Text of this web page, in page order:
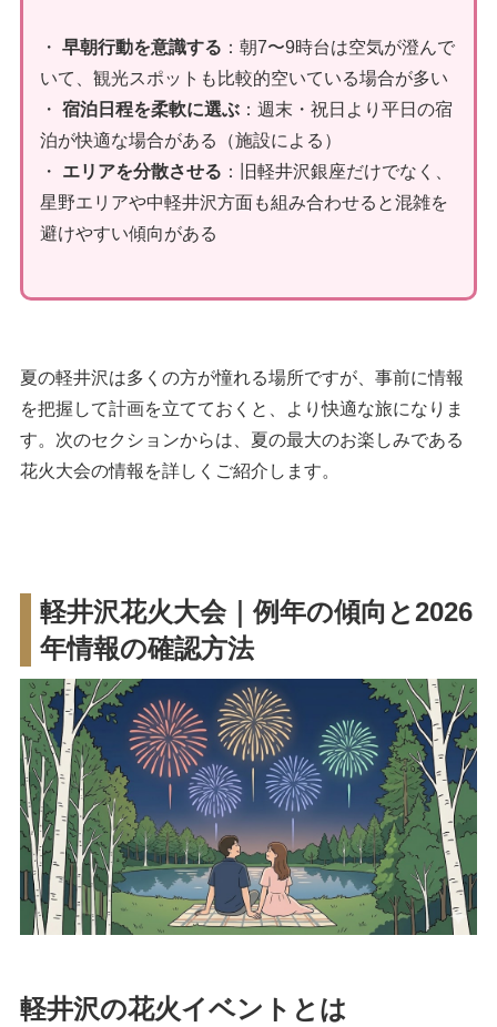
・ 早朝行動を意識する ：朝7〜9時台は空気が澄んで
いて、観光スポットも比較的空いている場合が多い
・ 宿泊日程を柔軟に選ぶ：週末・祝日より平日の宿
泊が快適な場合がある（施設による）
・ エリアを分散させる ：旧軽井沢銀座だけでなく、
星野エリアや中軽井沢方面も組み合わせると混雑を
避けやすい傾向がある
夏の軽井沢は多くの方が憧れる場所ですが、事前に情報
を把握して計画を立てておくと、より快適な旅になりま
す。次のセクションからは、夏の最大のお楽しみである
花火大会の情報を詳しくご紹介します。
軽井沢花火大会｜例年の傾向と2026
年情報の確認方法
軽井沢の花火イベントとは